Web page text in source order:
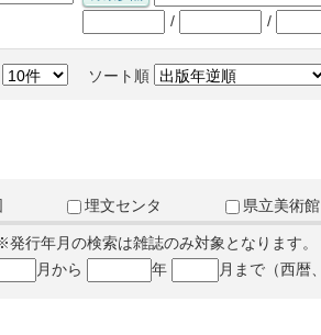
/ /
ソート順
埋文センタ
県立美術館
発行年月の検索は雑誌のみ対象となります。
月から 年 月まで（西暦